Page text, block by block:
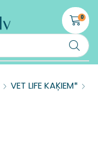
0
VET LIFE KAĶIEM*